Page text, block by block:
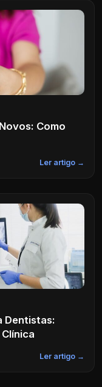
Como
Ler artigo →
Dentistas:
Ler artigo →